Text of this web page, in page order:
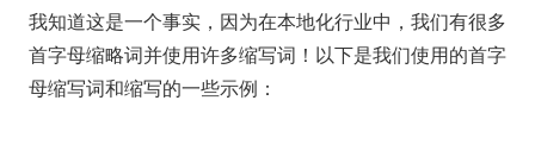
我知道这是一个事实，因为在本地化行业中，我们有很多
首字母缩略词并使用许多缩写词！以下是我们使用的首字
母缩写词和缩写的一些示例：